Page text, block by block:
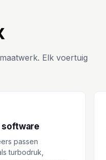
Elk voertuig
software
passen
turbodruk,